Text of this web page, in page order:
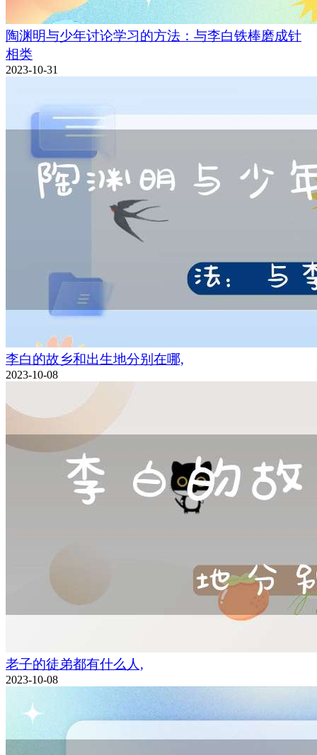
陶渊明与少年讨论学习的方法：与李白铁棒磨成针
相类
2023-10-31
李白的故乡和出生地分别在哪,
2023-10-08
老子的徒弟都有什么人,
2023-10-08